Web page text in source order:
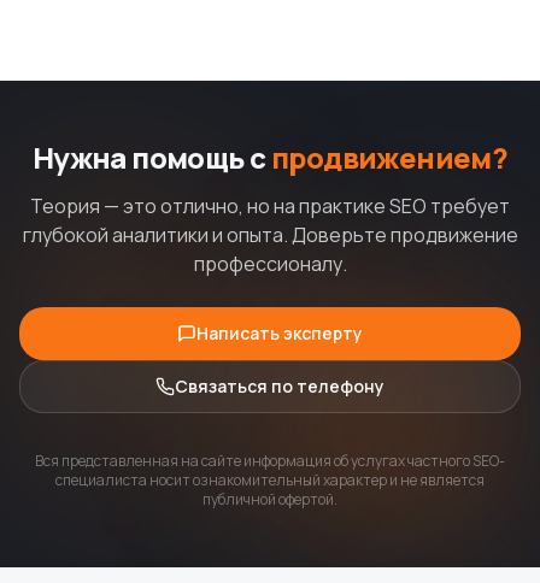
Нужна помощь с продвижением?
Теория — это отлично, но на практике SEO требует
глубокой аналитики и опыта. Доверьте продвижение
профессионалу.
Написать эксперту
Связаться по телефону
Вся представленная на сайте информация об услугах частного SEO-
специалиста носит ознакомительный характер и не является
публичной офертой.